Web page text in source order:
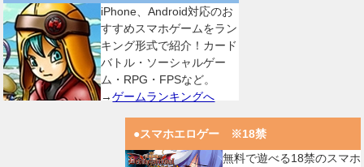
iPhone、Android対応のお
すすめスマホゲームをラン
キング形式で紹介！カード
バトル・ソーシャルゲー
ム・RPG・FPSなど。
→ゲームランキングへ
●スマホエロゲー ※18禁
無料で遊べる18禁のスマホ